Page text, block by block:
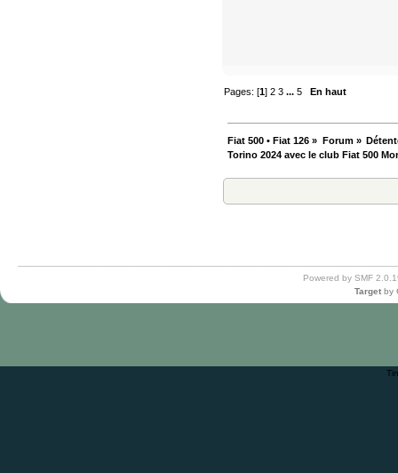
Pages: [1]2 3 ...5 En haut
Fiat 500 • Fiat 126 » Forum»
Torino 2024 avec le club Fiat 500
Powered by SMF
Target by